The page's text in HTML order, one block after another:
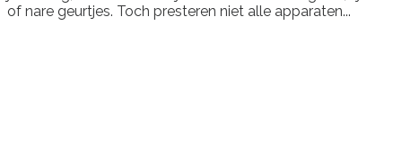
of nare geurtjes. Toch presteren niet alle apparaten...